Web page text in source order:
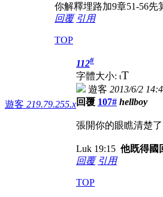
你解釋埋路加9章51-56先
回覆 引用
TOP
遊客 219.79.255.x
112#
字體大小: tT
遊客 2013/6/2
回覆 107# hellboy
張開你的眼瞧清楚了
Luk 19:15 他既得國
回覆 引用
TOP